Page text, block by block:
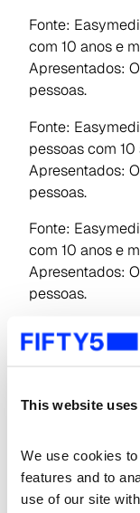
This website
We use cookies
features and to
use of our site
Fonte:
com 10 anos e
Apresentados:
pessoas.
Fonte:
pessoas com
Apresentados:
pessoas.
Fonte:
com 10 anos e
Apresentados:
pessoas.
Fonte:
pessoas com
com 10 anos e
Apresentados:
pessoas.
Search